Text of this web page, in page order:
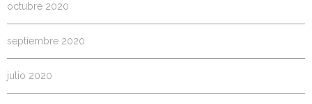
octubre 2020
septiembre 2020
julio 2020